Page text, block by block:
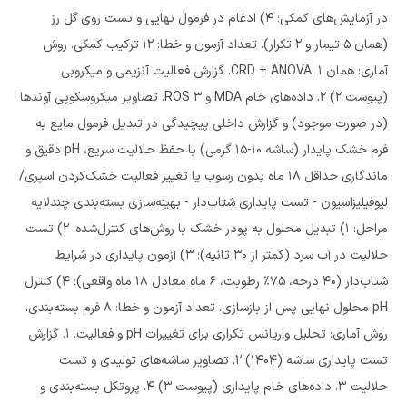
در آزمایش‌های کمکی؛ 4) ادغام در فرمول نهایی و تست روی گل رز
(همان 5 تیمار و 2 تکرار). تعداد آزمون و خطا: 12 ترکیب کمکی. روش
آماری: همان CRD + ANOVA. 1. گزارش فعالیت آنزیمی و میکروبی
(پیوست 2) 2. داده‌های خام MDA و ROS 3. تصاویر میکروسکوپی آوندها
(در صورت موجود) و گزارش داخلی پیچیدگی در تبدیل فرمول مایع به
فرم خشک پایدار (ساشه 10-15 گرمی) با حفظ حلالیت سریع، pH دقیق و
ماندگاری حداقل 18 ماه بدون رسوب یا تغییر فعالیت خشک‌کردن اسپری/
لیوفیلیزاسیون - تست پایداری شتاب‌دار - بهینه‌سازی بسته‌بندی چندلایه
مراحل: 1) تبدیل محلول به پودر خشک با روش‌های کنترل‌شده؛ 2) تست
حلالیت در آب سرد (کمتر از 30 ثانیه)؛ 3) آزمون پایداری در شرایط
شتاب‌دار (40 درجه، 75٪ رطوبت، 6 ماه معادل 18 ماه واقعی)؛ 4) کنترل
pH محلول نهایی پس از بازسازی. تعداد آزمون و خطا: 8 فرم بسته‌بندی.
روش آماری: تحلیل واریانس تکراری برای تغییرات pH و فعالیت. 1. گزارش
تست پایداری ساشه (1404) 2. تصاویر ساشه‌های تولیدی و تست
حلالیت 3. داده‌های خام پایداری (پیوست 3) 4. پروتکل بسته‌بندی و